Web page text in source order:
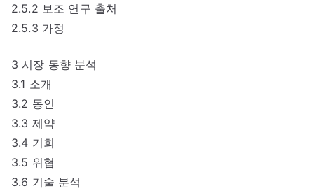
2.5.2 보조 연구 출처
2.5.3 가정
3 시장 동향 분석
3.1 소개
3.2 동인
3.3 제약
3.4 기회
3.5 위협
3.6 기술 분석